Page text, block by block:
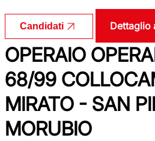
Candidati Dettaglio
OPERAIO
68/99
MIRATO - SAN
MORUBIO